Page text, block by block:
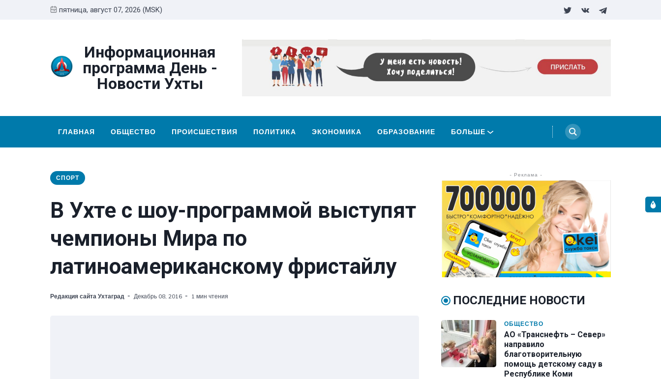
пятница, август 07, 2026 (MSK)
Информационная
программа День -
Новости Ухты
ГЛАВНАЯ ОБЩЕСТВО ПРОИСШЕСТВИЯ ПОЛИТИКА ЭКОНОМИКА ОБРАЗОВАНИЕ БОЛЬШЕ
СПОРТ
В Ухте с шоу-программой выступят
чемпионы Мира по
латиноамериканскому фристайлу
Редакция сайта Ухтаград Декабрь 08, 2016 1 мин чтения
- Реклама -
ПОСЛЕДНИЕ НОВОСТИ
ОБЩЕСТВО
АО «Транснефть – Север»
направило
благотворительную
помощь детскому саду в
Республике Коми